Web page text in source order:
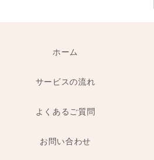
ホーム
サービスの流れ
よくあるご質問
お問い合わせ